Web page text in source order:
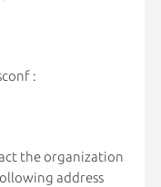
:
the organization
address